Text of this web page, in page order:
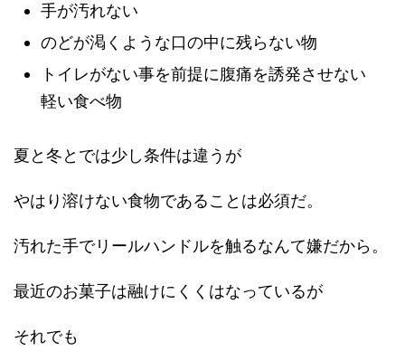
手が汚れない
のどが渇くような口の中に残らない物
トイレがない事を前提に腹痛を誘発させない
軽い食べ物
夏と冬とでは少し条件は違うが
やはり溶けない食物であることは必須だ。
汚れた手でリールハンドルを触るなんて嫌だから。
最近のお菓子は融けにくくはなっているが
それでも